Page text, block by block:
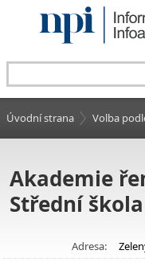
Úvodní strana Volba
Akademie
Střední
Adresa: